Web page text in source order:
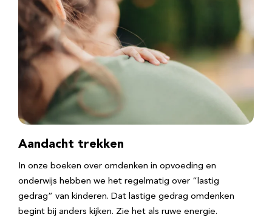
Aandacht trekken
In onze boeken over omdenken in opvoeding en
onderwijs hebben we het regelmatig over “lastig
gedrag” van kinderen. Dat lastige gedrag omdenken
begint bij anders kijken. Zie het als ruwe energie.